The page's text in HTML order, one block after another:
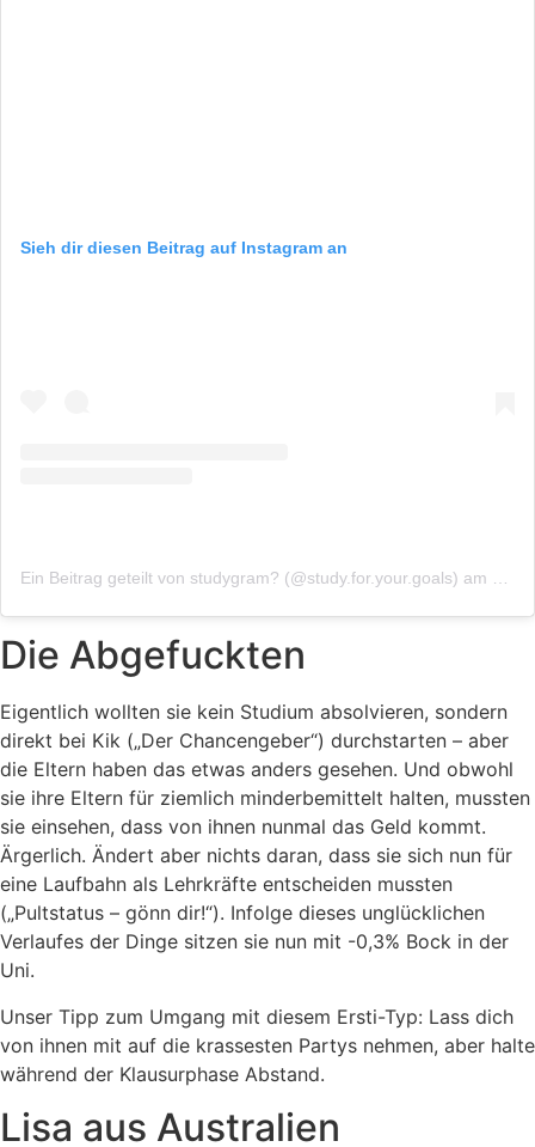
Sieh dir diesen Beitrag auf Instagram an
Ein Beitrag geteilt von studygram? (@study.for.your.goals) am
Die Abgefuckten
Eigentlich wollten sie kein Studium absolvieren, sondern
direkt bei Kik („Der Chancengeber“) durchstarten – aber
die Eltern haben das etwas anders gesehen. Und obwohl
sie ihre Eltern für ziemlich minderbemittelt halten, mussten
sie einsehen, dass von ihnen nunmal das Geld kommt.
Ärgerlich. Ändert aber nichts daran, dass sie sich nun für
eine Laufbahn als Lehrkräfte entscheiden mussten
(„Pultstatus – gönn dir!“). Infolge dieses unglücklichen
Verlaufes der Dinge sitzen sie nun mit -0,3% Bock in der
Uni.
Unser Tipp zum Umgang mit diesem Ersti-Typ: Lass dich
von ihnen mit auf die krassesten Partys nehmen, aber halte
während der Klausurphase Abstand.
Lisa aus Australien